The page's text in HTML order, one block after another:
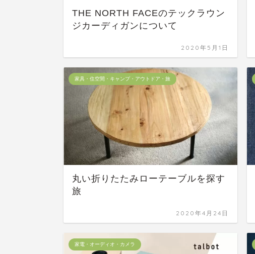
THE NORTH FACEのテックラウン
ジカーディガンについて
2020年5月1日
家具・住空間・キャンプ・アウトドア・旅
丸い折りたたみローテーブルを探す
旅
2020年4月24日
家電・オーディオ・カメラ